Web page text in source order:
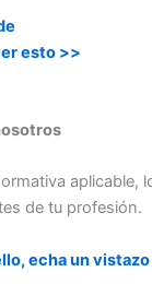
esto >>
aplicable,
de tu profesión.
echa un vistazo